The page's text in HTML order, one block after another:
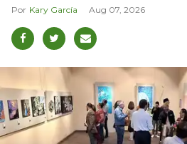
Kary García Aug 07, 2026